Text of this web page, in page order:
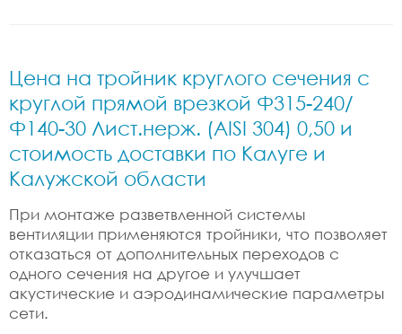
Цена на тройник круглого сечения с
круглой прямой врезкой Ф315-240/
Ф140-30 Лист.нерж. (AISI 304) 0,50 и
стоимость доставки по Калуге и
Калужской области
При монтаже разветвленной системы
вентиляции применяются тройники, что позволяет
отказаться от дополнительных переходов с
одного сечения на другое и улучшает
акустические и аэродинамические параметры
сети.